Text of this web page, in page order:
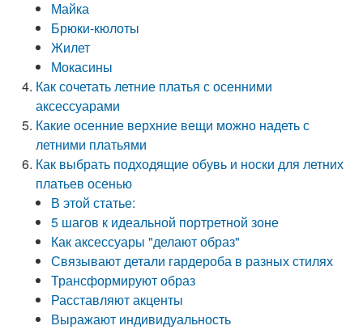
Майка
Брюки-кюлоты
Жилет
Мокасины
Как сочетать летние платья с осенними
аксессуарами
Какие осенние верхние вещи можно надеть с
летними платьями
Как выбрать подходящие обувь и носки для летних
платьев осенью
В этой статье:
5 шагов к идеальной портретной зоне
Как аксессуары "делают образ"
Связывают детали гардероба в разных стилях
Трансформируют образ
Расставляют акценты
Выражают индивидуальность